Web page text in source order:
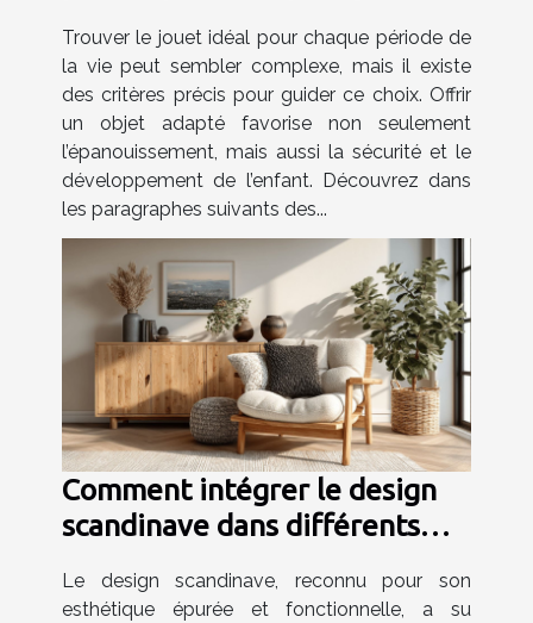
Trouver le jouet idéal pour chaque période de
la vie peut sembler complexe, mais il existe
des critères précis pour guider ce choix. Offrir
un objet adapté favorise non seulement
l’épanouissement, mais aussi la sécurité et le
développement de l’enfant. Découvrez dans
les paragraphes suivants des...
Comment intégrer le design
scandinave dans différents
Le design scandinave, reconnu pour son
esthétique épurée et fonctionnelle, a su